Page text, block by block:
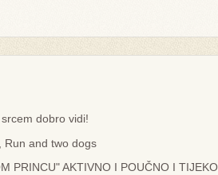
dobro vidi!
Run and two dogs
PRINCU" AKTIVNO I POUČNO I